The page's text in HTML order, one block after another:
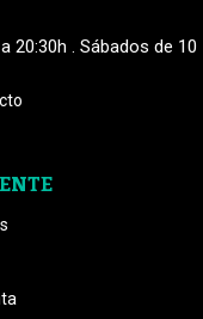
20:30h . Sábados de 10